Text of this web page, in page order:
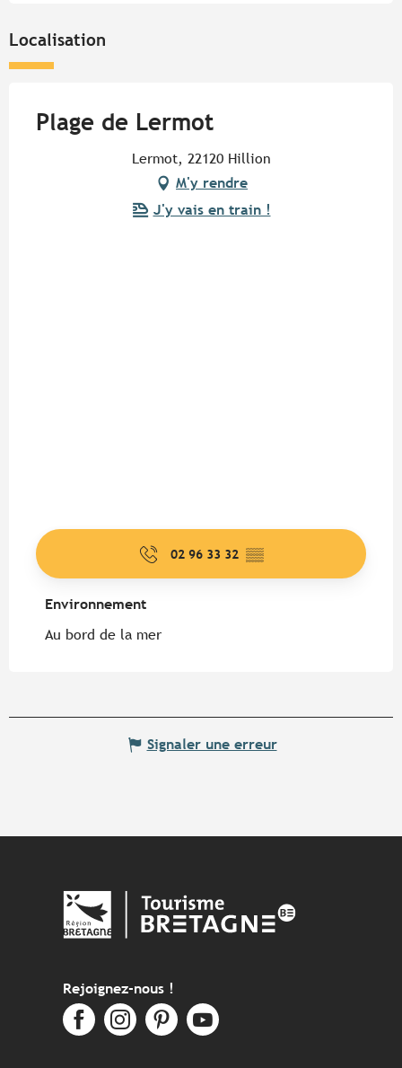
Localisation
Plage de Lermot
Lermot, 22120 Hillion
M'y rendre
J'y vais en train !
02 96 33 32 ▒▒
Environnement
Environnement
Au bord de la mer
Signaler une erreur
Rejoignez-nous !